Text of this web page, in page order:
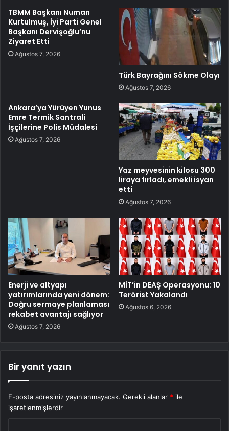
TBMM Başkanı Numan
Kurtulmuş, İyi Parti Genel
Başkanı Dervişoğlu’nu
Ziyaret Etti
Ağustos 7, 2026
Türk Bayrağını Sökme Olayı
Ağustos 7, 2026
Ankara’ya Yürüyen Yunus
Emre Termik Santrali
İşçilerine Polis Müdalesi
Ağustos 7, 2026
Yaz meyvesinin kilosu 300
liraya fırladı, emekli isyan
etti
Ağustos 7, 2026
Enerji ve altyapı
yatırımlarında yeni dönem:
Doğru sermaye planlaması
rekabet avantajı sağlıyor
Ağustos 7, 2026
MİT’in DEAŞ Operasyonu: 10
Terörist Yakalandı
Ağustos 6, 2026
Bir yanıt yazın
E-posta adresiniz yayınlanmayacak. Gerekli alanlar * ile
işaretlenmişlerdir